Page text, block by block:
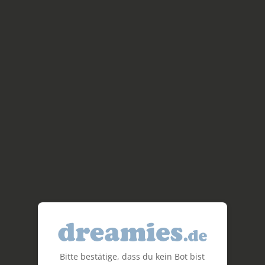
Bitte bestätige, dass du kein Bot bist